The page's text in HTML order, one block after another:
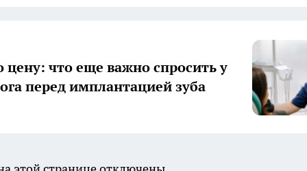
цену: что еще важно спросить у
перед имплантацией зуба